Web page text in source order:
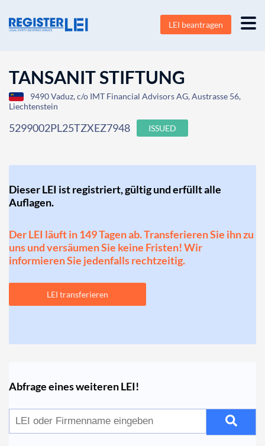
LEI beantragen
TANSANIT STIFTUNG
9490 Vaduz, c/o IMT Financial Advisors AG, Austrasse 56,
Liechtenstein
5299002PL25TZXEZ7948 ISSUED
Dieser LEI ist registriert, gültig und erfüllt alle
Auflagen.
Der LEI läuft in 149 Tagen ab. Transferieren Sie ihn zu
uns und versäumen Sie keine Fristen! Wir
informieren Sie jedenfalls rechtzeitig.
LEI transferieren
Abfrage eines weiteren LEI!